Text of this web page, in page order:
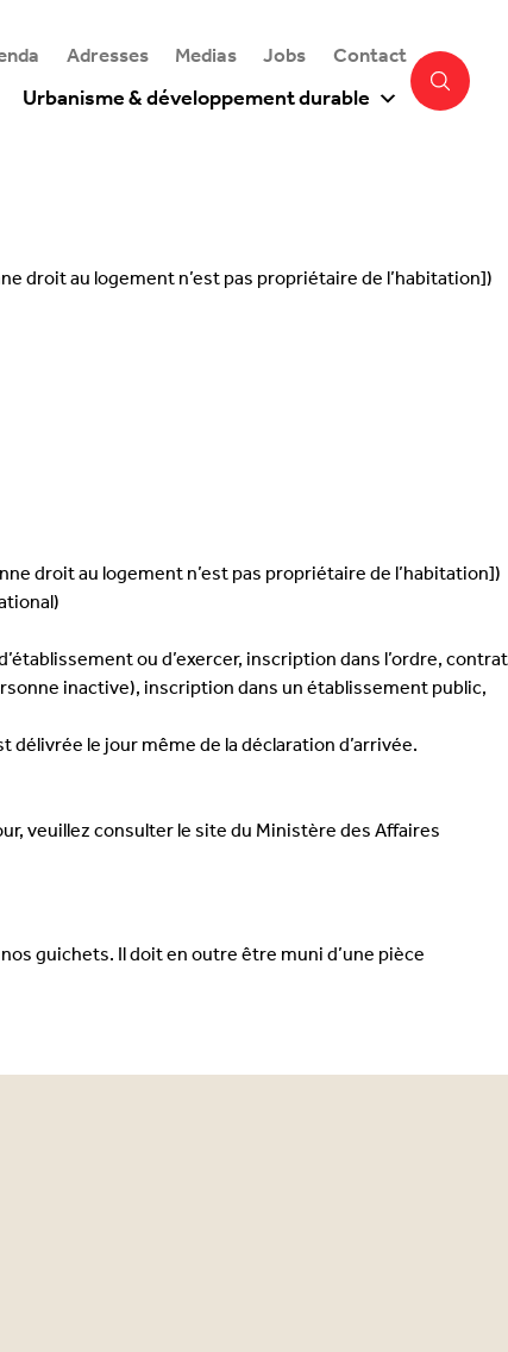
Adresses Medias Jobs Contact
Urbanisme & développement durable
droit au logement n’est pas propriétaire de l’habitation])
droit au logement n’est pas propriétaire de l’habitation])
ou d’exercer, inscription dans l’ordre, contrat
inactive), inscription dans un établissement public,
le jour même de la déclaration d’arrivée.
veuillez consulter le site du Ministère des Affaires
guichets. Il doit en outre être muni d’une pièce